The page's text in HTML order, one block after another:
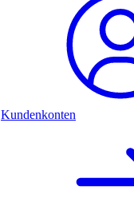
Kundenkonten